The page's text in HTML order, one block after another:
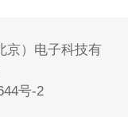
京）电子科技有
号-2